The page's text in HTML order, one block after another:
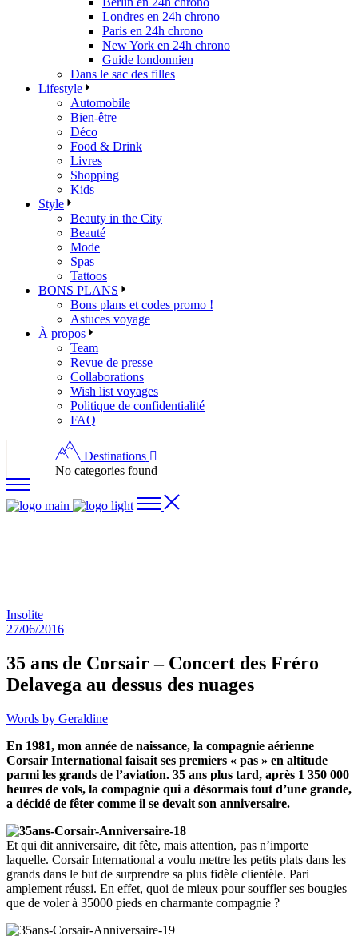
Londres en 24h chrono
Paris en 24h chrono
New York en 24h chrono
Guide londonnien
Dans le sac des filles
Lifestyle
Automobile
Bien-être
Déco
Food & Drink
Livres
Shopping
Kids
Style
Beauty in the City
Beauté
Mode
Spas
Tattoos
BONS PLANS
Bons plans et codes promo !
Astuces voyage
À propos
Team
Revue de presse
Collaborations
Wish list voyages
Politique de confidentialité
FAQ
Destinations
No categories found
Insolite
27/06/2016
35 ans de Corsair – Concert des Fréro
Delavega au dessus des nuages
Words by Geraldine
En 1981, mon année de naissance, la compagnie aérienne
Corsair International faisait ses premiers « pas » en altitude
parmi les grands de l’aviation. 35 ans plus tard, après 1 350 000
heures de vols, la compagnie qui a désormais tout d’une grande,
a décidé de fêter comme il se devait son anniversaire.
Et qui dit anniversaire, dit fête, mais attention, pas n’importe
laquelle. Corsair International a voulu mettre les petits plats dans les
grands dans le but de surprendre sa plus fidèle clientèle. Pari
amplement réussi. En effet, quoi de mieux pour souffler ses bougies
que de voler à 35000 pieds en charmante compagnie ?